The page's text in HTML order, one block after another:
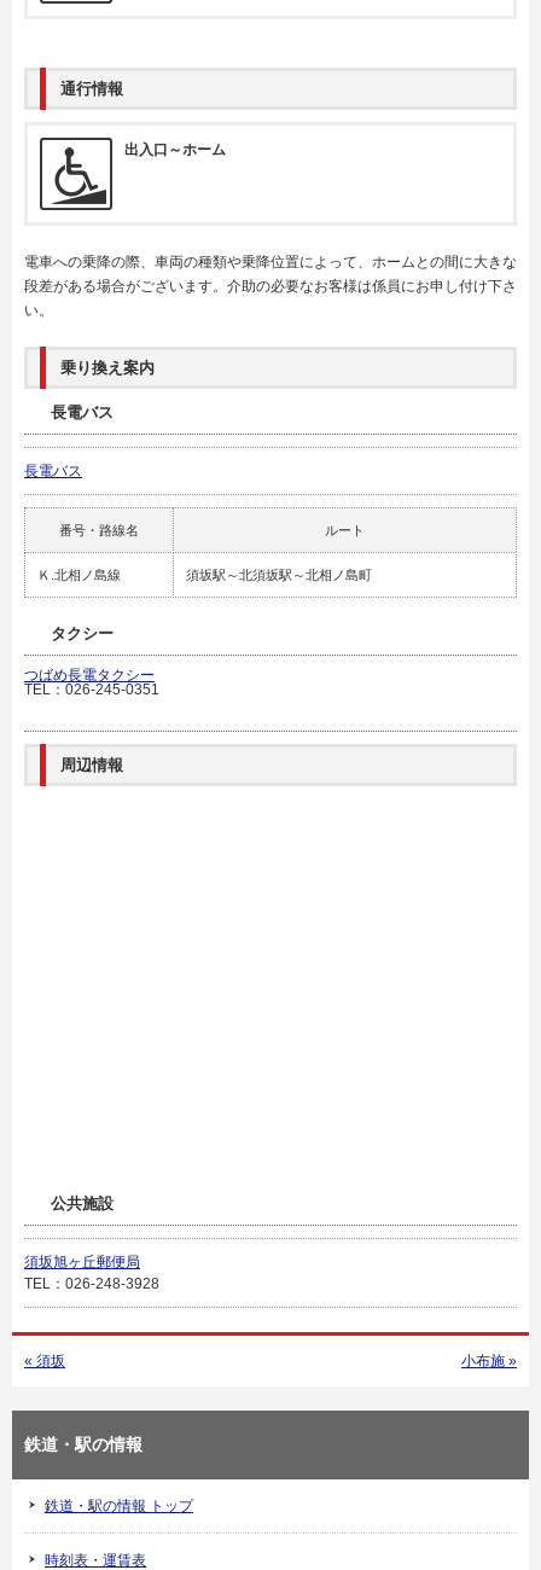
通行情報
出入口～ホーム
電車への乗降の際、車両の種類や乗降位置によって、ホームとの間に大きな
段差がある場合がございます。介助の必要なお客様は係員にお申し付け下さ
い。
乗り換え案内
長電バス
長電バス
番号・路線名 ルート
Ｋ.北相ノ島線 須坂駅～北須坂駅～北相ノ島町
タクシー
つばめ長電タクシー
TEL：026-245-0351
周辺情報
公共施設
須坂旭ヶ丘郵便局
TEL：026-248-3928
« 須坂 小布施 »
鉄道・駅の情報
鉄道・駅の情報 トップ
時刻表・運賃表